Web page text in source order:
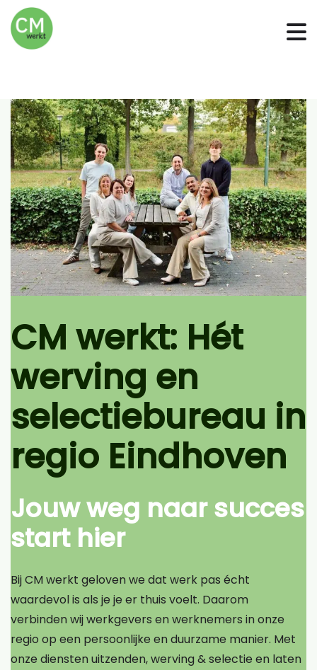
CM werkt: Hét
werving en
selectiebureau in
regio Eindhoven
Jouw weg naar succes
start hier
Bij CM werkt geloven we dat werk pas écht
waardevol is als je je er thuis voelt. Daarom
verbinden wij werkgevers en werknemers in onze
regio op een persoonlijke en duurzame manier. Met
onze diensten uitzenden, werving & selectie en laten